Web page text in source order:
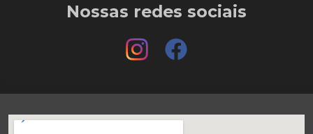
Nossas redes sociais